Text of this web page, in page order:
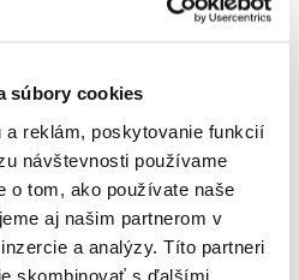
súbory cookies
a reklám, poskytovanie funkcií
návštevnosti používame
o tom, ako používate naše
aj našim partnerom v
a analýzy. Títo partneri
skombinovať s ďalšími
Acana pre veľké a obrie plemená
a mladého veku (do veku 1 -
PUPPY LARGE BREED je
krmivo s holistickou receptúrou.
špecificky vyváženú stravu s
svalstvo a s nízkym